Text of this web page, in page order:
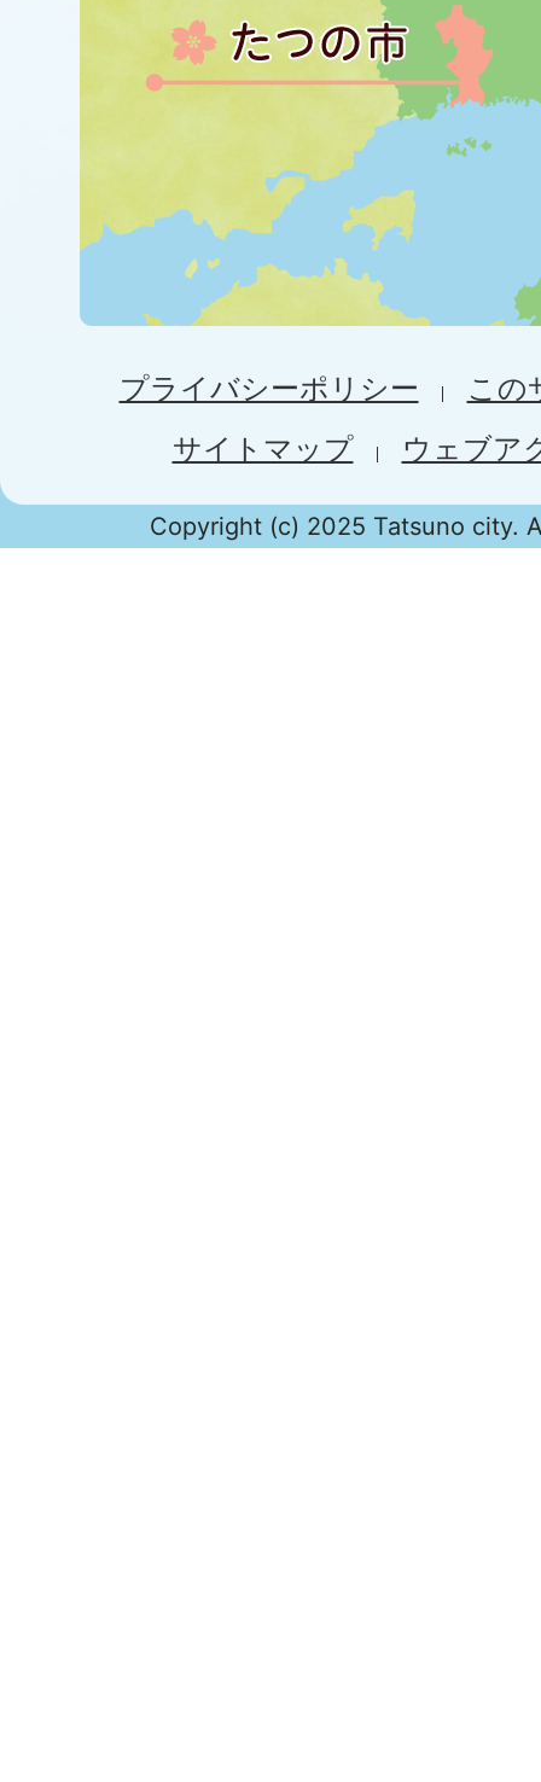
プライバシーポリシー
この
サイトマップ
ウェブア
Copyright (c) 2025 Tatsuno city.